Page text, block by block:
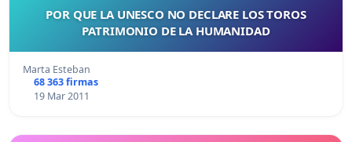
POR QUE LA UNESCO NO DECLARE LOS TOROS
PATRIMONIO DE LA HUMANIDAD
Marta Esteban
68 363 firmas
19 Mar 2011